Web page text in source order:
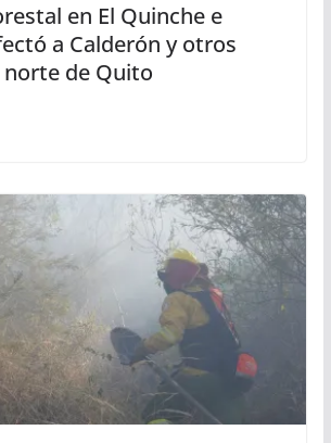
en El Quinche e
a Calderón y otros
de Quito